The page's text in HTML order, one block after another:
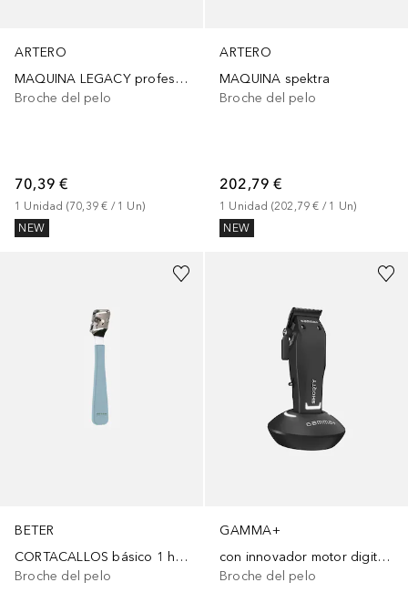
ARTERO
MAQUINA LEGACY professional clipper
Broche del pelo
70,39 €
1 Unidad (70,39 € / 1 Un)
NEW
ARTERO
MAQUINA spektra
Broche del pelo
202,79 €
1 Unidad (202,79 € / 1 Un)
NEW
BETER
CORTACALLOS básico 1 hoja 14,5 cm
Broche del pelo
GAMMA+
con innovador motor digital EON Clipper Shorty
Broche del pelo